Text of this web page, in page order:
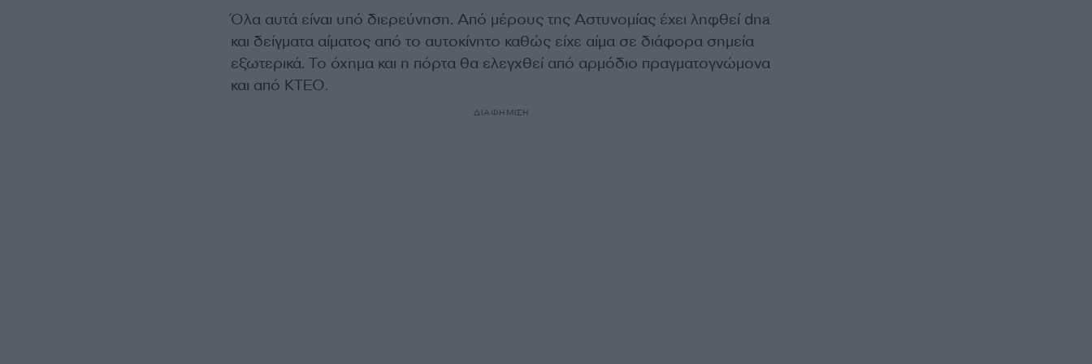
Όλα αυτά είναι υπό διερεύνηση. Από μέρους της Αστυνομίας έχει ληφθεί dna
και δείγματα αίματος από το αυτοκίνητο καθώς είχε αίμα σε διάφορα σημεία
εξωτερικά. Το όχημα και η πόρτα θα ελεγχθεί από αρμόδιο πραγματογνώμονα
και από ΚΤΕΟ.
ΔΙΑΦΗΜΙΣΗ